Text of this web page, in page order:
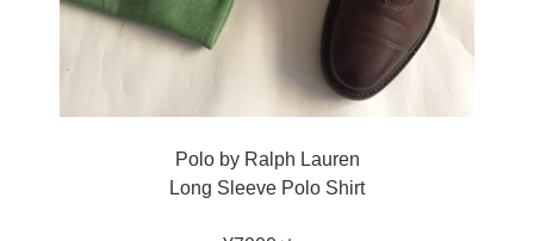
Polo by Ralph Lauren
Long Sleeve Polo Shirt